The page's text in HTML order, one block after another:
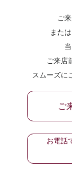
ご
また
ご来店
スムーズに
ご
お電話